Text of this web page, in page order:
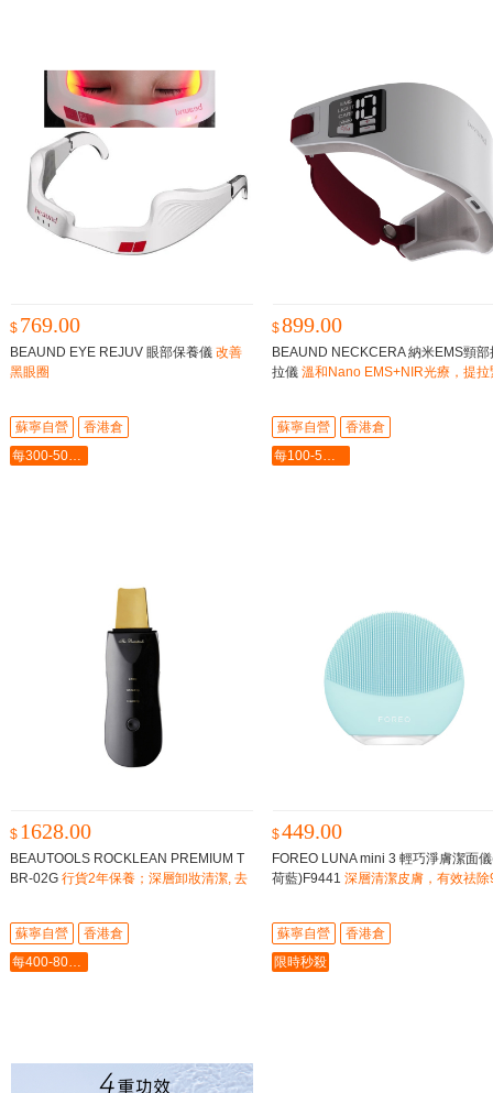
$ 769.00
BEAUND EYE REJUV 眼部保養儀 改善
黑眼圈
蘇寧自營
香港倉
每300-50最多-2000
$899.00
BEAUND NECKCERA 納米EMS頸部
拉儀 溫和Nano EMS+NIR光療，提拉
蘇寧自營
香港倉
每100-5最多-2000
$ 1628.00
BEAUTOOLS ROCKLEAN PREMIUM T
BR-02G 行貨2年保養；深層卸妝清潔, 去
蘇寧自營
香港倉
每400-80最多-2000
$449.00
FOREO LUNA mini 3 輕巧淨膚潔面
荷藍)F9441 深層清潔皮膚，有效祛除
蘇寧自營
香港倉
限時秒殺